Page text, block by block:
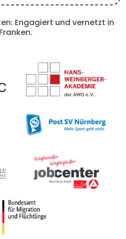
Engagiert und vernetzt in
Franken.